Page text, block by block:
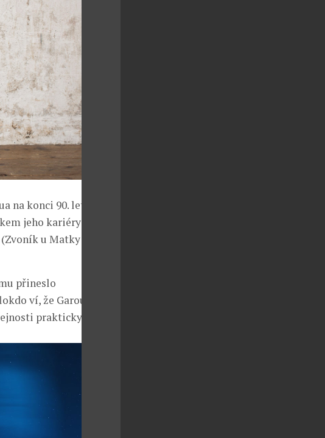
na konci 90. let mezi
jeho kariéry se stala
u Matky Boží),
přineslo
ví, že Garou v době
prakticky známý.